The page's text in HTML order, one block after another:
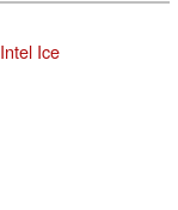
Intel Ice